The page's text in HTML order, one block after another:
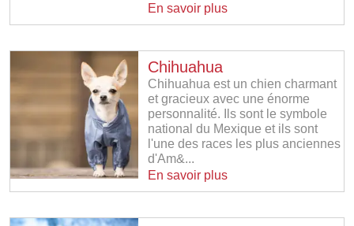
En savoir plus
Chihuahua
Chihuahua est un chien charmant
et gracieux avec une énorme
personnalité. Ils sont le symbole
national du Mexique et ils sont
l'une des races les plus anciennes
d'Am&...
En savoir plus